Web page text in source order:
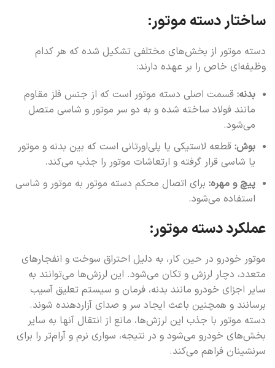
ساختار دسته موتور:
دسته موتور از بخش‌های مختلفی تشکیل شده که هر کدام
وظیفه‌ای خاص را بر عهده دارند:
بدنه: قسمت اصلی دسته موتور است که از جنس فلز مقاوم
مانند فولاد ساخته شده و به دو سر موتور و شاسی متصل
می‌شود.
بوش: قطعه لاستیکی یا پلی‌اورتانی است که بین بدنه و موتور
یا شاسی قرار گرفته و ارتعاشات موتور را جذب می‌کند.
پیچ و مهره: برای اتصال محکم دسته موتور به موتور و شاسی
استفاده می‌شود.
عملکرد دسته موتور:
موتور خودرو در حین کار، به دلیل احتراق سوخت و انفجارهای
متعدد، دچار لرزش و تکان می‌شود. این لرزش‌ها می‌توانند به
سایر اجزای خودرو مانند بدنه، فرمان و سیستم تعلیق آسیب
برسانند و همچنین باعث ایجاد سر و صدای آزاردهنده شوند.
دسته موتور با جذب این لرزش‌ها، مانع از انتقال آنها به سایر
بخش‌های خودرو می‌شود و در نتیجه، سواری نرم و آرام‌تر را برای
سرنشینان فراهم می‌کند.